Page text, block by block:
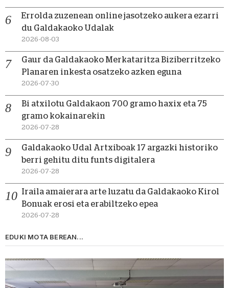
Errolda zuzenean online jasotzeko aukera ezarri
du Galdakaoko Udalak
2026-08-03
Gaur da Galdakaoko Merkataritza Biziberritzeko
Planaren inkesta osatzeko azken eguna
2026-07-30
Bi atxilotu Galdakaon 700 gramo haxix eta 75
gramo kokainarekin
2026-07-28
Galdakaoko Udal Artxiboak 17 argazki historiko
berri gehitu ditu funts digitalera
2026-07-28
Iraila amaierara arte luzatu da Galdakaoko Kirol
Bonuak erosi eta erabiltzeko epea
2026-07-28
EDUKI MOTA BEREAN...